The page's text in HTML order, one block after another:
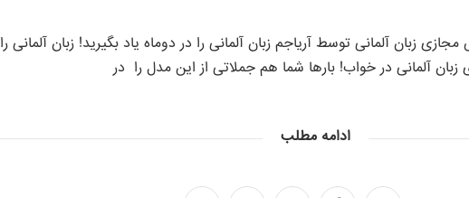
زبان آلمانی توسط آریاجم زبان آلمانی را در دوماه یاد بگیرید! زبان آلمانی را
زبان آلمانی در خواب! بارها شما هم جملاتی از این مدل را در
ادامه مطلب